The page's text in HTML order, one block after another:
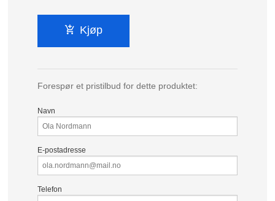
Kjøp
Forespør et pristilbud for dette produktet:
Navn
E-postadresse
Telefon